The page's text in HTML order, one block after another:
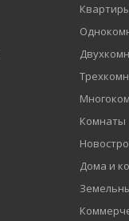
Комнаты
Дома и